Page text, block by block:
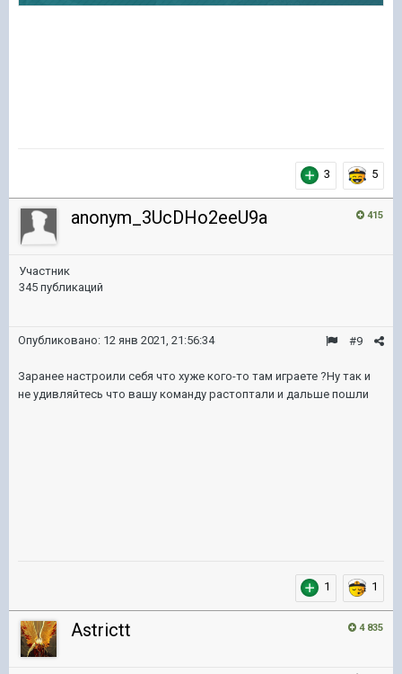
3 5
415
anonym_3UcDHo2eeU9a
Участник
345 публикаций
#9
Опубликовано: 12 янв 2021, 21:56:34
Заранее настроили себя что хуже кого-то там играете ?Ну так и
не удивляйтесь что вашу команду растоптали и дальше пошли
1 1
4 835
Astrictt